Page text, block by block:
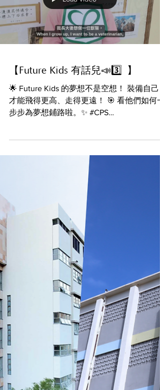
氣中國武術表演 還有更多表演等著你！ 6月
日，一起見證同學發光發亮！🥳 #CPS
#creativeprimaryschool #活學啓思
#ibworldschool #ieschool
才能飛得更高、走得更遠！ 🎯 看他們如何
步步為夢想鋪路啦。✨ #CPS
#creativeprimaryschool #活學啓思
#ibworldschool #ieschool